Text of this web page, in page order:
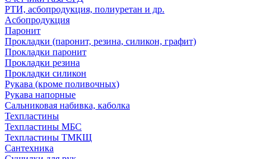
РТИ, асбопродукция, полиуретан и др.
Асбопродукция
Паронит
Прокладки (паронит, резина, силикон, графит)
Прокладки паронит
Прокладки резина
Прокладки силикон
Рукава (кроме поливочных)
Рукава напорные
Сальниковая набивка, каболка
Техпластины
Техпластины МБС
Техпластины ТМКЩ
Сантехника